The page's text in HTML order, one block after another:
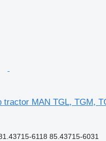
MAN TGL, TGM,
6118 85.43715-6031